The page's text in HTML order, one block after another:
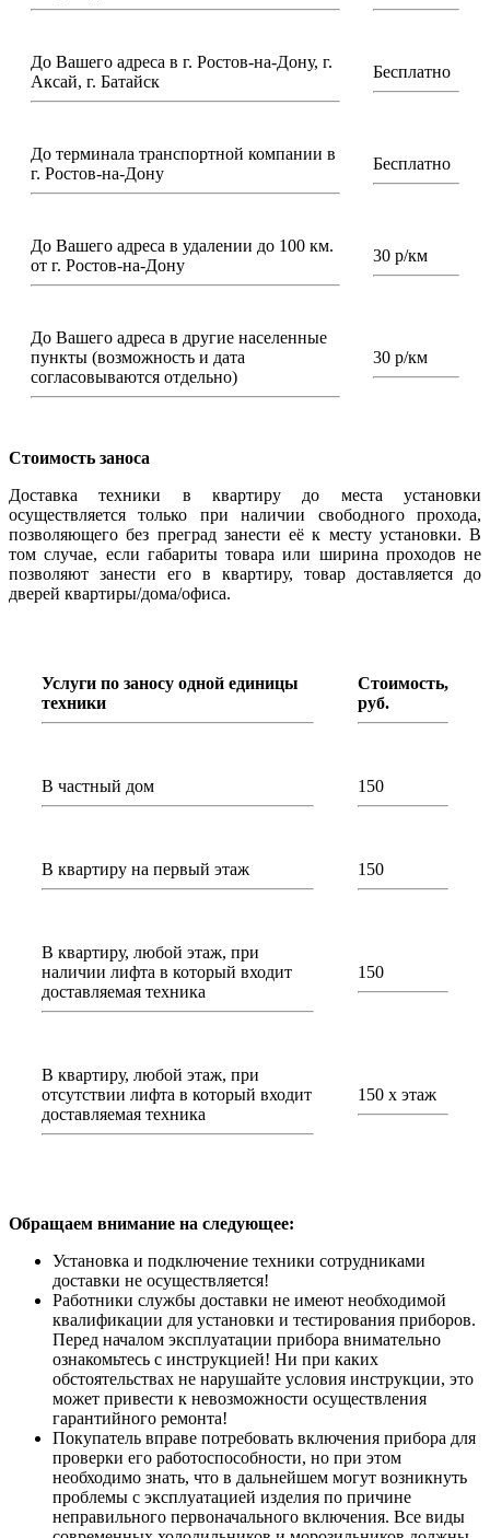
До Вашего адреса в г. Ростов-на-Дону, г.
Аксай, г. Батайск
Бесплатно
До терминала транспортной компании в
г. Ростов-на-Дону
Бесплатно
До Вашего адреса в удалении до 100 км.
от г. Ростов-на-Дону
30 р/км
До Вашего адреса в другие населенные
пункты (возможность и дата
согласовываются отдельно)
30 р/км
Стоимость заноса
Доставка техники в квартиру до места установки
осуществляется только при наличии свободного прохода,
позволяющего без преград занести её к месту установки. В
том случае, если габариты товара или ширина проходов не
позволяют занести его в квартиру, товар доставляется до
дверей квартиры/дома/офиса.
Услуги по заносу одной единицы
техники
Стоимость,
руб.
В частный дом 150
В квартиру на первый этаж 150
В квартиру, любой этаж, при
наличии лифта в который входит
доставляемая техника
150
В квартиру, любой этаж, при
отсутствии лифта в который входит
доставляемая техника
150 х этаж
Обращаем внимание на следующее:
Установка и подключение техники сотрудниками
доставки не осуществляется!
Работники службы доставки не имеют необходимой
квалификации для установки и тестирования приборов.
Перед началом эксплуатации прибора внимательно
ознакомьтесь с инструкцией! Ни при каких
обстоятельствах не нарушайте условия инструкции, это
может привести к невозможности осуществления
гарантийного ремонта!
Покупатель вправе потребовать включения прибора для
проверки его работоспособности, но при этом
необходимо знать, что в дальнейшем могут возникнуть
проблемы с эксплуатацией изделия по причине
неправильного первоначального включения. Все виды